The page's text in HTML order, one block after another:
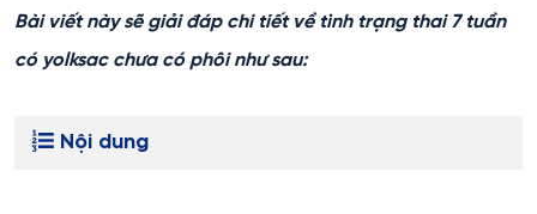
Bài viết này sẽ giải đáp chi tiết về tình trạng thai 7 tuần
có yolksac chưa có phôi như sau:
Nội dung